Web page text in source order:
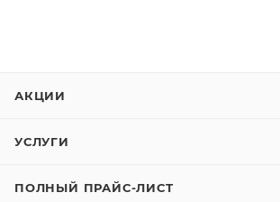
АКЦИИ
УСЛУГИ
ПОЛНЫЙ ПРАЙС-ЛИСТ